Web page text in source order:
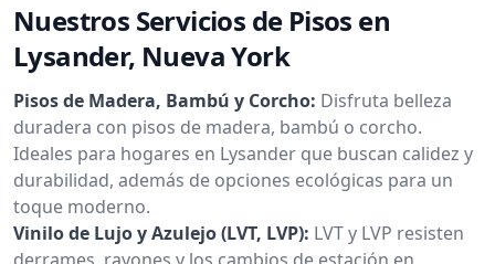
Nuestros Servicios de Pisos en
Lysander, Nueva York
Pisos de Madera, Bambú y Corcho: Disfruta belleza
duradera con pisos de madera, bambú o corcho.
Ideales para hogares en Lysander que buscan calidez y
durabilidad, además de opciones ecológicas para un
toque moderno.
Vinilo de Lujo y Azulejo (LVT, LVP): LVT y LVP resisten